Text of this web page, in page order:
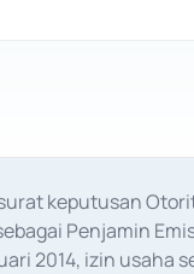
keputusan
Penjamin
2014, izin usaha